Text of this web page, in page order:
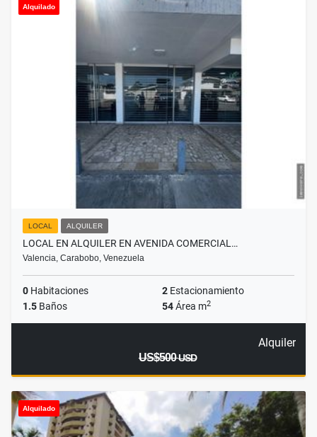
Alquilado
LOCAL ALQUILER
LOCAL EN ALQUILER EN AVENIDA COMERCIAL…
Valencia, Carabobo, Venezuela
0 Habitaciones 2 Estacionamiento
1.5 Baños 54Área m2
Alquiler
US$500USD
Alquilado